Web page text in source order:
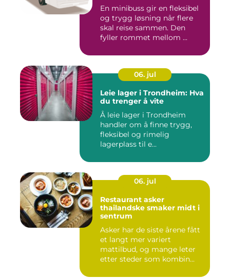
En minibuss gir en fleksibel
og trygg løsning når flere
skal reise sammen. Den
fyller rommet mellom ...
06. jul
Leie lager i Trondheim: Hva
du trenger å vite
Å leie lager i Trondheim
handler om å finne trygg,
fleksibel og rimelig
lagerplass til e...
06. jul
Restaurant asker
thailandske smaker midt i
sentrum
Asker har de siste årene fått
et langt mer variert
mattilbud, og mange leter
etter steder som kombin...